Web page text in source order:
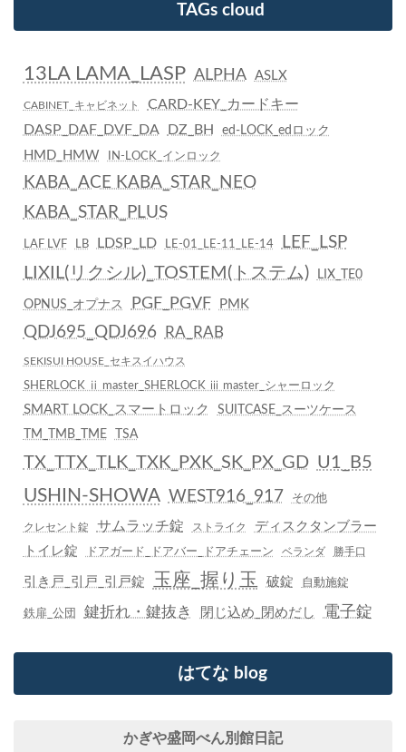
TAGs cloud
13LA LAMA_LASP ALPHA ASLX
CABINET_キャビネット
CARD-KEY_カードキー
DASP_DAF_DVF_DA
DZ_BH ed-LOCK_edロック
HMD_HMW IN-LOCK_インロック
KABA_ACE KABA_STAR_NEO
KABA_STAR_PLUS
LAF LVF LB LDSP_LD LE-01_LE-11_LE-14 LEF_LSP
LIXIL(リクシル)_TOSTEM(トステム) LIX_TE0
OPNUS_オプナス PGF_PGVF PMK
QDJ695_QDJ696 RA_RAB
SEKISUI HOUSE_セキスイハウス
SHERLOCK ⅱ master_SHERLOCK ⅲ master_シャーロック
SMART LOCK_スマートロック
SUITCASE_スーツケース
TM_TMB_TME
TSA
TX_TTX_TLK_TXK_PXK_SK_PX_GD U1_B5
USHIN-SHOWA WEST916_917 その他
クレセント錠 サムラッチ錠 ストライク
ディスクタンブラー
トイレ錠
ドアガード_ドアバー_ドアチェーン ベランダ 勝手口
引き戸_引戸_引戸錠 玉座_握り玉 破錠 自動施錠
鉄扉_公団 鍵折れ・鍵抜き 閉じ込め_閉めだし 電子錠
はてな blog
かぎや盛岡べん別館日記